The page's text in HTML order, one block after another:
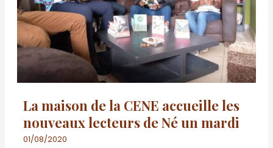
La maison de la CENE accueille les
nouveaux lecteurs de Né un mardi
01/08/2020
accueille
les
nouveaux
lecteurs
de
un
mardi